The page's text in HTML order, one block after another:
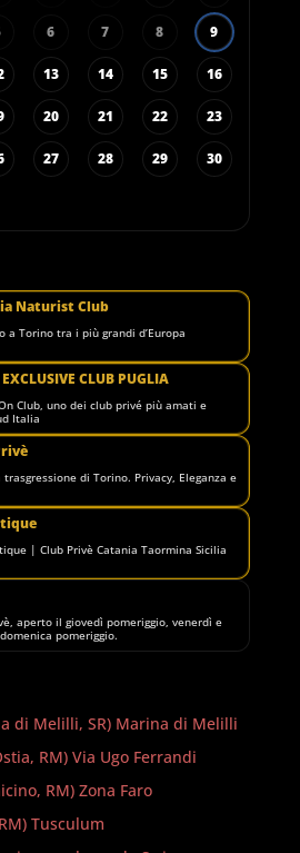
6 7 8 9
13 14 15 16
20 21 22 23
27 28 29 30
Naturist Club
a Torino tra i più grandi d’Europa
CLUB PUGLIA
Club, uno dei club privé più amati e
Italia
di Torino. Privacy, Eleganza e
| Club Privè Catania Taormina Sicilia
aperto il giovedì pomeriggio, venerdì e
pomeriggio.
di Melilli, SR) Marina di Melilli
RM) Via Ugo Ferrandi
RM) Zona Faro
Tusculum